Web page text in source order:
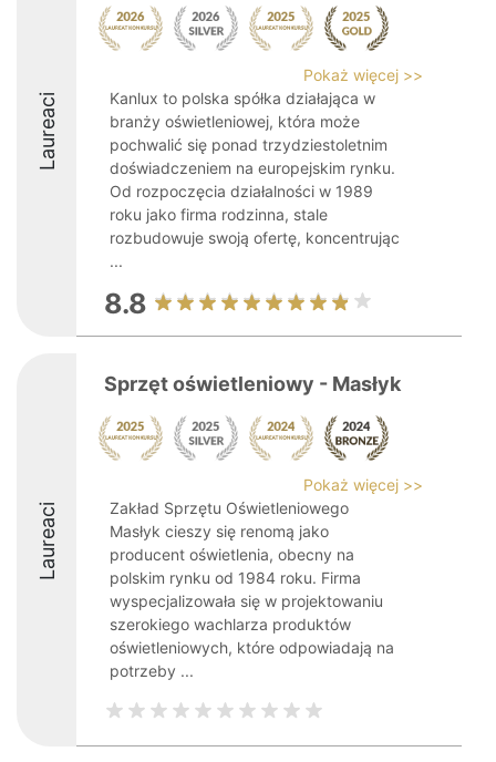
Laureaci
Pokaż więcej >>
Kanlux to polska spółka działająca w
branży oświetleniowej, która może
pochwalić się ponad trzydziestoletnim
doświadczeniem na europejskim rynku.
Od rozpoczęcia działalności w 1989
roku jako firma rodzinna, stale
rozbudowuje swoją ofertę, koncentrując
...
8.8
Laureaci
Sprzęt oświetleniowy - Masłyk
Pokaż więcej >>
Zakład Sprzętu Oświetleniowego
Masłyk cieszy się renomą jako
producent oświetlenia, obecny na
polskim rynku od 1984 roku. Firma
wyspecjalizowała się w projektowaniu
szerokiego wachlarza produktów
oświetleniowych, które odpowiadają na
potrzeby ...